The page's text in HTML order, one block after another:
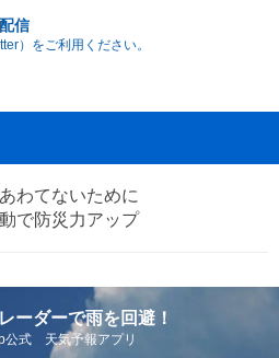
信
）をご利用ください。
わてないために
で防災力アップ
ーダーで雨を回避！
公式 天気予報アプリ